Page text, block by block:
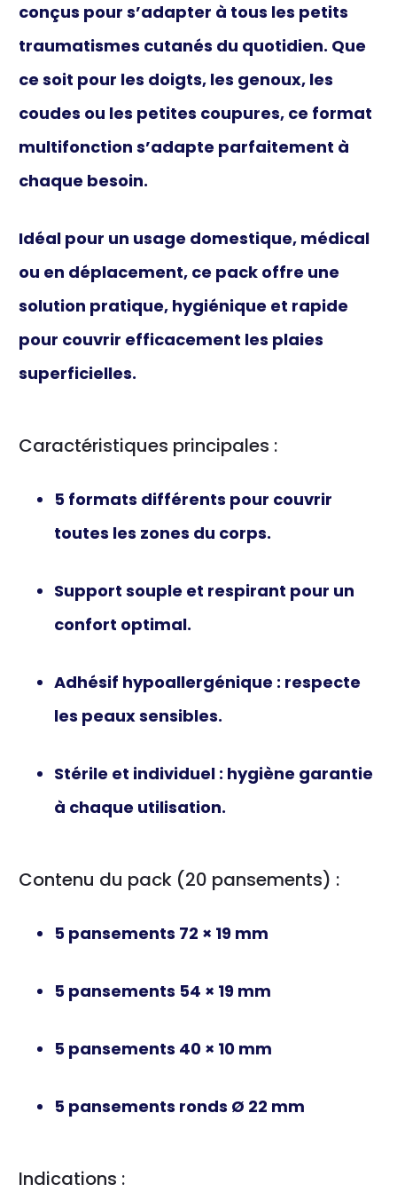
conçus pour s’adapter à tous les petits
traumatismes cutanés du quotidien. Que
ce soit pour les doigts, les genoux, les
coudes ou les petites coupures, ce format
multifonction s’adapte parfaitement à
chaque besoin.
Idéal pour un usage domestique, médical
ou en déplacement, ce pack offre une
solution pratique, hygiénique et rapide
pour couvrir efficacement les plaies
superficielles.
Caractéristiques principales :
5 formats différents pour couvrir
toutes les zones du corps.
Support souple et respirant pour un
confort optimal.
Adhésif hypoallergénique : respecte
les peaux sensibles.
Stérile et individuel : hygiène garantie
à chaque utilisation.
Contenu du pack (20 pansements) :
5 pansements 72 × 19 mm
5 pansements 54 × 19 mm
5 pansements 40 × 10 mm
5 pansements ronds Ø 22 mm
Indications :